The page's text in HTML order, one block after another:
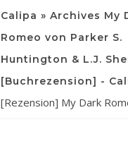
Calipa » Archives My
Romeo von Parker S.
Huntington & L.J.
[Buchrezension] -
[Rezension] My Dark